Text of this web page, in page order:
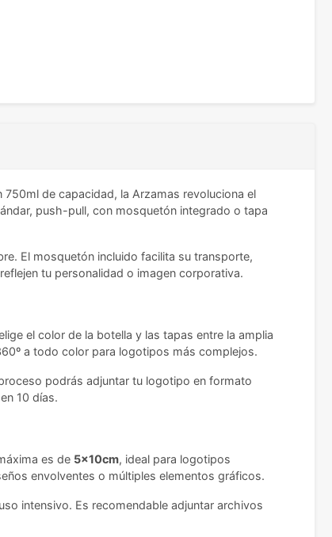
750ml de capacidad, la Arzamas revoluciona el
push-pull, con mosquetón integrado o tapa
El mosquetón incluido facilita su transporte,
tu personalidad o imagen corporativa.
el color de la botella y las tapas entre la amplia
a todo color para logotipos más complejos.
podrás adjuntar tu logotipo en formato
10 días.
es de 5x10cm, ideal para logotipos
envolventes o múltiples elementos gráficos.
intensivo. Es recomendable adjuntar archivos